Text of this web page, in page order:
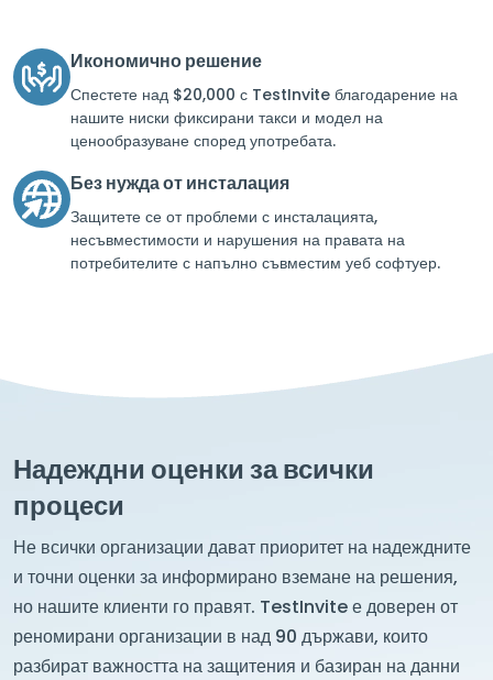
Икономично решение
Спестете над $20,000 с TestInvite благодарение на
нашите ниски фиксирани такси и модел на
ценообразуване според употребата.
Без нужда от инсталация
Защитете се от проблеми с инсталацията,
несъвместимости и нарушения на правата на
потребителите с напълно съвместим уеб софтуер.
Надеждни оценки за всички
процеси
Не всички организации дават приоритет на надеждните
и точни оценки за информирано вземане на решения,
но нашите клиенти го правят. TestInvite е доверен от
реномирани организации в над 90 държави, които
разбират важността на защитения и базиран на данни